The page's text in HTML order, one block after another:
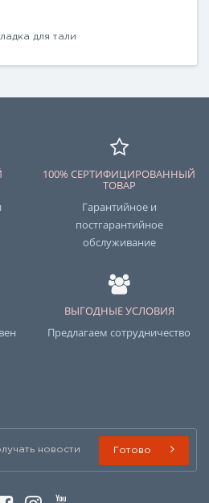
для тали
100% СЕРТИФИЦИРОВАННЫЙ
ТОВАР
Гарантийное и
постгарантийное
обслуживание
ВЫГОДНЫЕ УСЛОВИЯ
Предлагаем сотрудничество
Готово